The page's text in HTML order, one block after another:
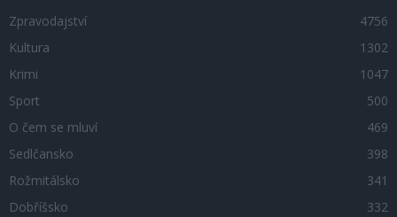
Zpravodajství
4756
Kultura
1302
Krimi
1047
Sport
500
O čem se mluví
469
Sedlčansko
398
Rožmitálsko
341
Dobříšsko
332